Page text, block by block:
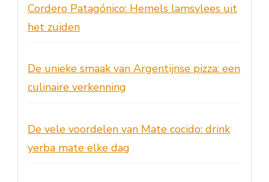
Cordero Patagónico: Hemels lamsvlees uit
het zuiden
De unieke smaak van Argentijnse pizza: een
culinaire verkenning
De vele voordelen van Mate cocido: drink
yerba mate elke dag